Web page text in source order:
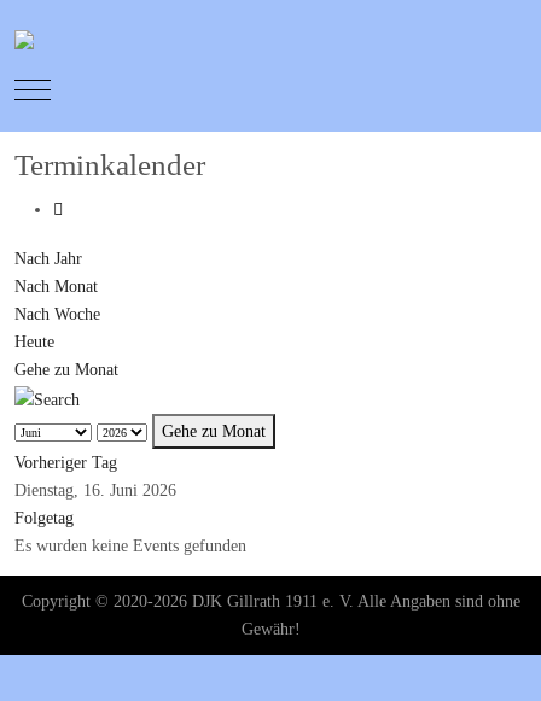
Mobile Menu Toggle
Terminkalender
Nach Jahr
Nach Monat
Nach Woche
Heute
Gehe zu Monat
Gehe zu Monat
Vorheriger Tag
Dienstag, 16. Juni 2026
Folgetag
Es wurden keine Events gefunden
Copyright © 2020-2026 DJK Gillrath 1911 e. V. Alle Angaben sind ohne
Gewähr!